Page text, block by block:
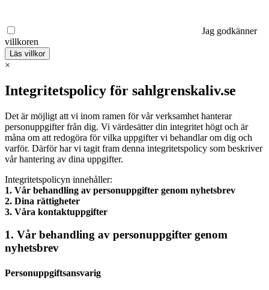
Jag godkänner
villkoren
Läs villkor
×
Integritetspolicy för sahlgrenskaliv.se
Det är möjligt att vi inom ramen för vår verksamhet hanterar
personuppgifter från dig. Vi värdesätter din integritet högt och är
måna om att redogöra för vilka uppgifter vi behandlar om dig och
varför. Därför har vi tagit fram denna integritetspolicy som beskriver
vår hantering av dina uppgifter.
Integritetspolicyn innehåller:
1. Vår behandling av personuppgifter genom nyhetsbrev
2. Dina rättigheter
3. Våra kontaktuppgifter
1. Vår behandling av personuppgifter genom
nyhetsbrev
Personuppgiftsansvarig